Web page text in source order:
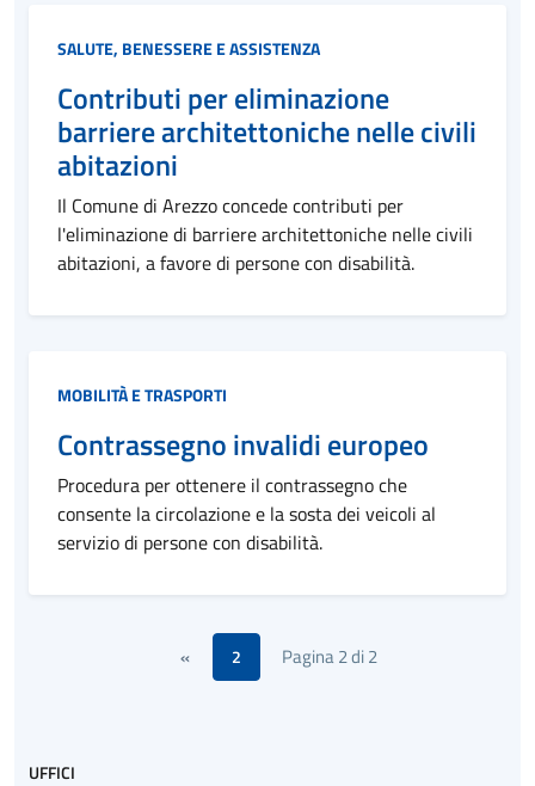
Categoria:
SALUTE, BENESSERE E ASSISTENZA
Contributi per eliminazione
barriere architettoniche nelle civili
abitazioni
Il Comune di Arezzo concede contributi per
l'eliminazione di barriere architettoniche nelle civili
abitazioni, a favore di persone con disabilità.
Categoria:
MOBILITÀ E TRASPORTI
Contrassegno invalidi europeo
Procedura per ottenere il contrassegno che
consente la circolazione e la sosta dei veicoli al
servizio di persone con disabilità.
« 2 Pagina 2 di 2
UFFICI